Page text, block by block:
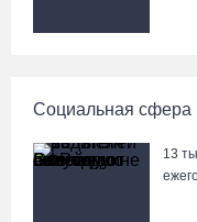
06.08.26 / 10:05
В Великоустюгском
Социальная сфера
13